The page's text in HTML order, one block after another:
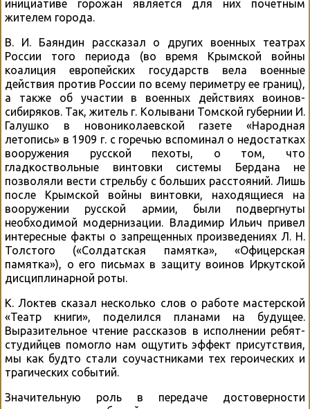
инициативе горожан является для них почетным
жителем города.
В. И. Баяндин рассказал о других военных театрах
России того периода (во время Крымской войны
коалиция европейских государств вела военные
действия против России по всему периметру ее границ),
а также об участии в военных действиях воинов-
сибиряков. Так, житель г. Колывани Томской губернии И.
Галушко в новониколаевской газете «Народная
летопись» в 1909 г. с горечью вспоминал о недостатках
вооружения русской пехоты, о том, что
гладкоствольные винтовки системы Бердана не
позволяли вести стрельбу с больших расстояний. Лишь
после Крымской войны винтовки, находящиеся на
вооружении русской армии, были подвергнуты
необходимой модернизации. Владимир Ильич привел
интересные факты о запрещенных произведениях Л. Н.
Толстого («Солдатская памятка», «Офицерская
памятка»), о его письмах в защиту воинов Иркутской
дисциплинарной роты.
К. Локтев сказал несколько слов о работе мастерской
«Театр книги», поделился планами на будущее.
Выразительное чтение рассказов в исполнении ребят-
студийцев помогло нам ощутить эффект присутствия,
мы как будто стали соучастниками тех героических и
трагических событий.
Значительную роль в передаче достоверности